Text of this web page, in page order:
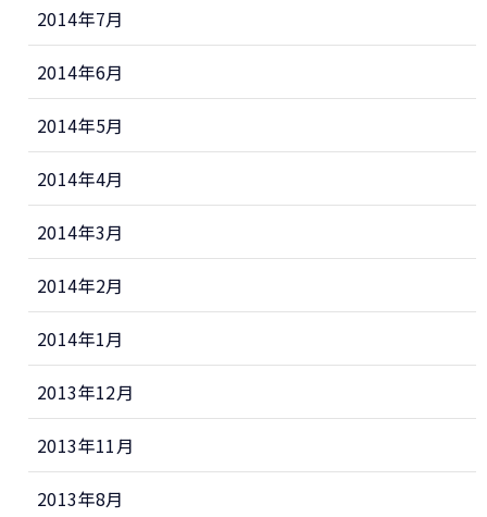
2014年7月
2014年6月
2014年5月
2014年4月
2014年3月
2014年2月
2014年1月
2013年12月
2013年11月
2013年8月